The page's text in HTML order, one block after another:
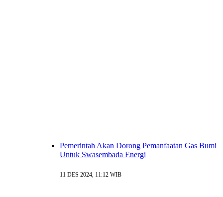
Pemerintah Akan Dorong Pemanfaatan Gas Bumi
Untuk Swasembada Energi
11 DES 2024, 11:12 WIB